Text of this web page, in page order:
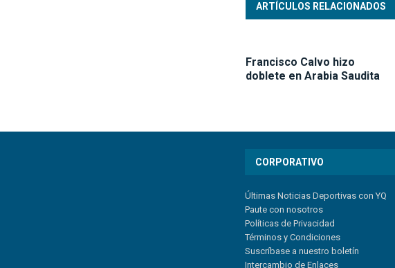
ARTÍCULOS RELACIONADOS
Francisco Calvo hizo
doblete en Arabia Saudita
CORPORATIVO
Últimas Noticias Deportivas con YQ
Paute con nosotros
Políticas de Privacidad
Términos y Condiciones
Suscríbase a nuestro boletín
Intercambio de Enlaces